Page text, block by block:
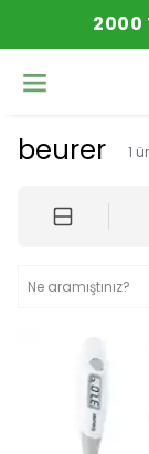
2000
beurer 1